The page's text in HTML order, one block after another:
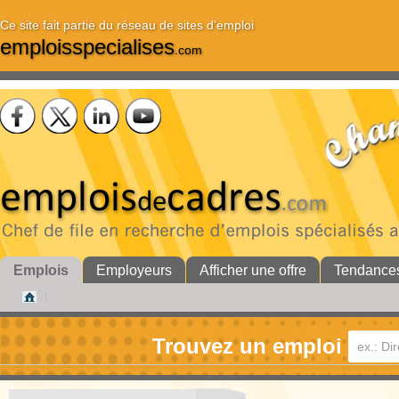
Ce site fait partie du réseau de sites d'emploi
emploisspecialises.com
Emplois Employeurs Afficher une offre
Trouvez un emploi